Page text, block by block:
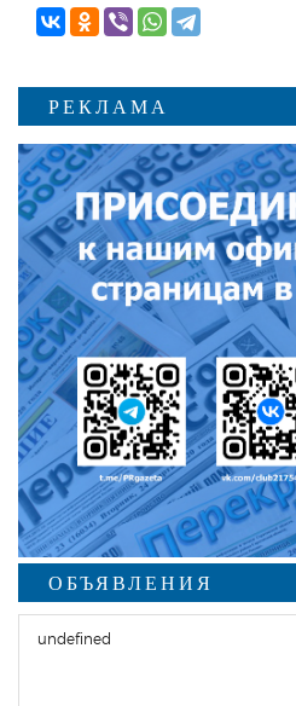
РЕКЛАМА
ОБЪЯВЛЕНИЯ
undefined